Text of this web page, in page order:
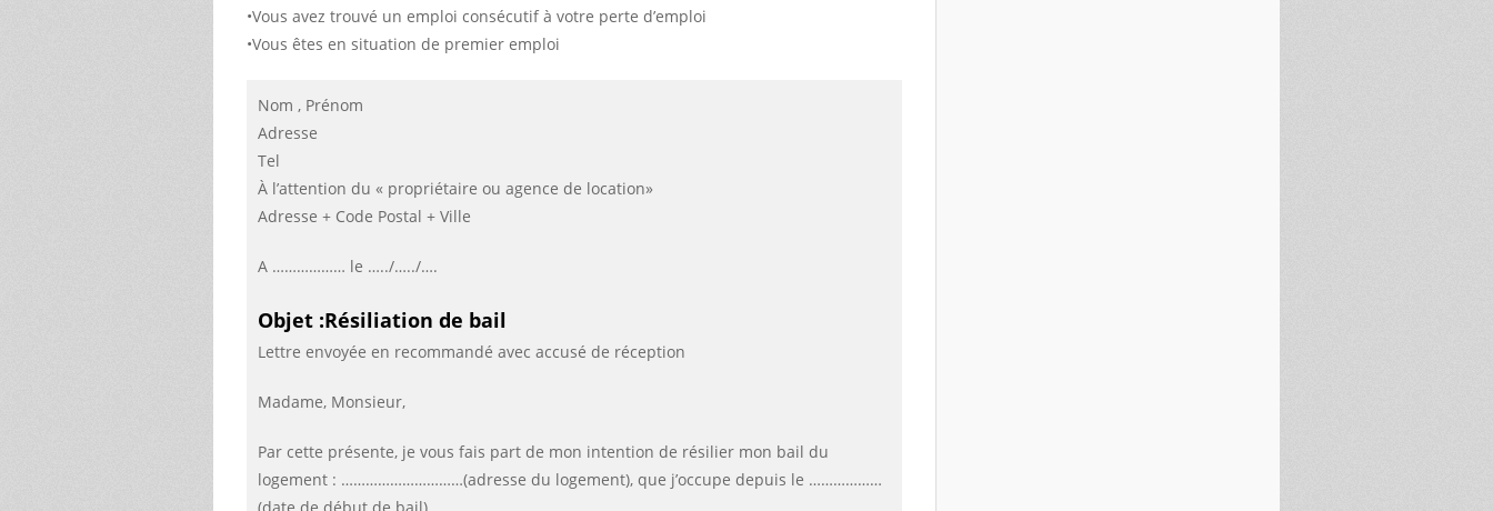
•Vous avez trouvé un emploi consécutif à votre perte d’emploi
•Vous êtes en situation de premier emploi
Nom , Prénom
Adresse
Tel
À l’attention du « propriétaire ou agence de location»
Adresse + Code Postal + Ville
A ……………… le …../…../….
Objet :Résiliation de bail
Lettre envoyée en recommandé avec accusé de réception
Madame, Monsieur,
Par cette présente, je vous fais part de mon intention de résilier mon bail du
logement : …………………………(adresse du logement), que j’occupe depuis le ………………
(date de début de bail)